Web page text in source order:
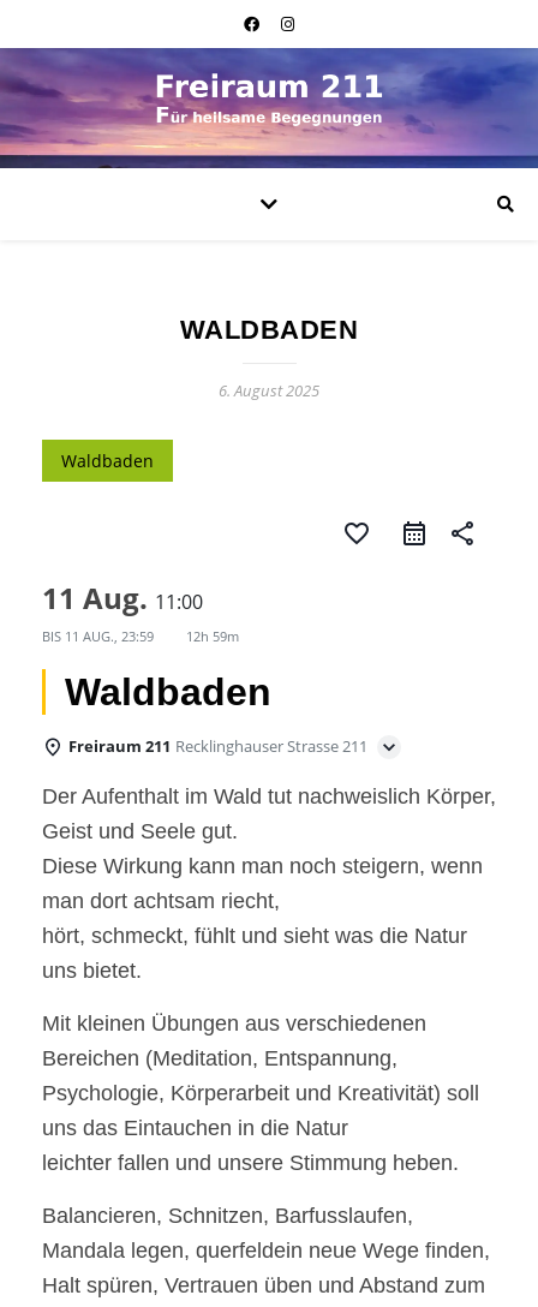
WALDBADEN
6. August 2025
Waldbaden
favorite_border share
11 Aug. 11:00
BIS 11 AUG., 23:59 12h 59m
Waldbaden
Freiraum 211 Recklinghauser Strasse 211
Der Aufenthalt im Wald tut nachweislich Körper,
Geist und Seele gut.
Diese Wirkung kann man noch steigern, wenn
man dort achtsam riecht,
hört, schmeckt, fühlt und sieht was die Natur
uns bietet.
Mit kleinen Übungen aus verschiedenen
Bereichen (Meditation, Entspannung,
Psychologie, Körperarbeit und Kreativität) soll
uns das Eintauchen in die Natur
leichter fallen und unsere Stimmung heben.
Balancieren, Schnitzen, Barfusslaufen,
Mandala legen, querfeldein neue Wege finden,
Halt spüren, Vertrauen üben und Abstand zum